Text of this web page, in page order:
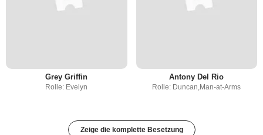
Grey Griffin
Rolle: Evelyn
Antony Del Rio
Rolle: Duncan,Man-at-Arms
Zeige die komplette Besetzung